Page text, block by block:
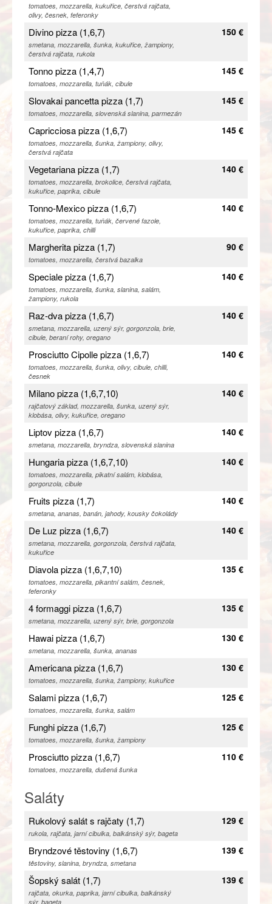
tomatoes, mozzarella, kukuřice, čerstvá rajčata,
olivy, česnek, feferonky
Divino pizza (1,6,7)
smetana, mozzarella, šunka, kukuřice, žampiony,
čerstvá rajčata, rukola
150 €
Tonno pizza (1,4,7)
tomatoes, mozzarella, tuňák, cibule
145 €
Slovakai pancetta pizza (1,7)
tomatoes, mozzarella, slovenská slanina, parmezán
145 €
Capricciosa pizza (1,6,7)
tomatoes, mozzarella, šunka, žampiony, olivy,
čerstvá rajčata
145 €
Vegetariana pizza (1,7)
tomatoes, mozzarella, brokolice, čerstvá rajčata,
kukuřice, paprika, cibule
140 €
Tonno-Mexico pizza (1,6,7)
tomatoes, mozzarella, tuňák, červené fazole,
kukuřice, paprika, chilli
140 €
Margherita pizza (1,7)
tomatoes, mozzarella, čerstvá bazalka
90 €
Speciale pizza (1,6,7)
tomatoes, mozzarella, šunka, slanina, salám,
žampiony, rukola
140 €
Raz-dva pizza (1,6,7)
smetana, mozzarella, uzený sýr, gorgonzola, brie,
cibule, beraní rohy, oregano
140 €
Prosciutto Cipolle pizza (1,6,7)
tomatoes, mozzarella, šunka, olivy, cibule, chilli,
česnek
140 €
Milano pizza (1,6,7,10)
rajčatový základ, mozzarella, šunka, uzený sýr,
klobása, olivy, kukuřice, oregano
140 €
Liptov pizza (1,6,7)
smetana, mozzarella, bryndza, slovenská slanina
140 €
Hungaria pizza (1,6,7,10)
tomatoes, mozzarella, pikatní salám, klobása,
gorgonzola, cibule
140 €
Fruits pizza (1,7)
smetana, ananas, banán, jahody, kousky čokolády
140 €
De Luz pizza (1,6,7)
smetana, mozzarella, gorgonzola, čerstvá rajčata,
kukuřice
140 €
Diavola pizza (1,6,7,10)
tomatoes, mozzarella, pikantní salám, česnek,
feferonky
135 €
4 formaggi pizza (1,6,7)
smetana, mozzarella, uzený sýr, brie, gorgonzola
135 €
Hawai pizza (1,6,7)
smetana, mozzarella, šunka, ananas
130 €
Americana pizza (1,6,7)
tomatoes, mozzarella, šunka, žampiony, kukuřice
130 €
Salami pizza (1,6,7)
tomatoes, mozzarella, šunka, salám
125 €
Funghi pizza (1,6,7)
tomatoes, mozzarella, šunka, žampiony
125 €
Prosciutto pizza (1,6,7)
tomatoes, mozzarella, dušená šunka
110 €
Saláty
Rukolový salát s rajčaty (1,7)
rukola, rajčata, jarní cibulka, balkánský sýr, bageta
129 €
Bryndzové těstoviny (1,6,7)
těstoviny, slanina, bryndza, smetana
139 €
Šopský salát (1,7)
rajčata, okurka, paprika, jarní cibulka, balkánský
sýr, bageta
139 €